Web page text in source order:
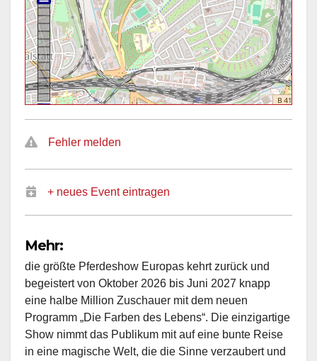
Fehler melden
+ neues Event eintragen
Mehr:
die größte Pferdeshow Europas kehrt zurück und
begeistert von Oktober 2026 bis Juni 2027 knapp
eine halbe Million Zuschauer mit dem neuen
Programm „Die Farben des Lebens“. Die einzigartige
Show nimmt das Publikum mit auf eine bunte Reise
in eine magische Welt, die die Sinne verzaubert und